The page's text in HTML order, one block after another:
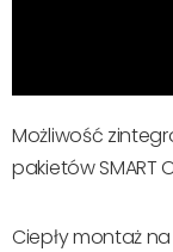
Możliwość
pakietów SMART
Ciepły montaż